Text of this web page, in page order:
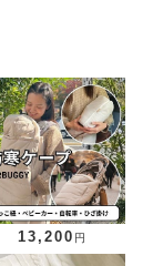
13,200 円